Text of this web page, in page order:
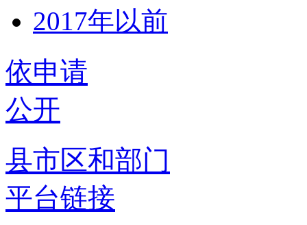
2017年以前
依申请
公开
县市区和部门
平台链接